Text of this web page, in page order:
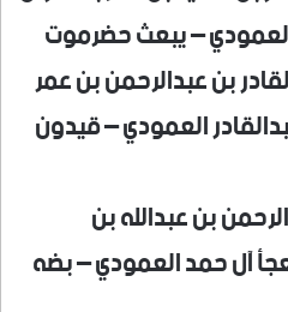
– يبعث حضرموت
بن عبدالرحمن بن عمر
العمودي – قيدون
بن عبدالله بن
آل حمد العمودي – بضه